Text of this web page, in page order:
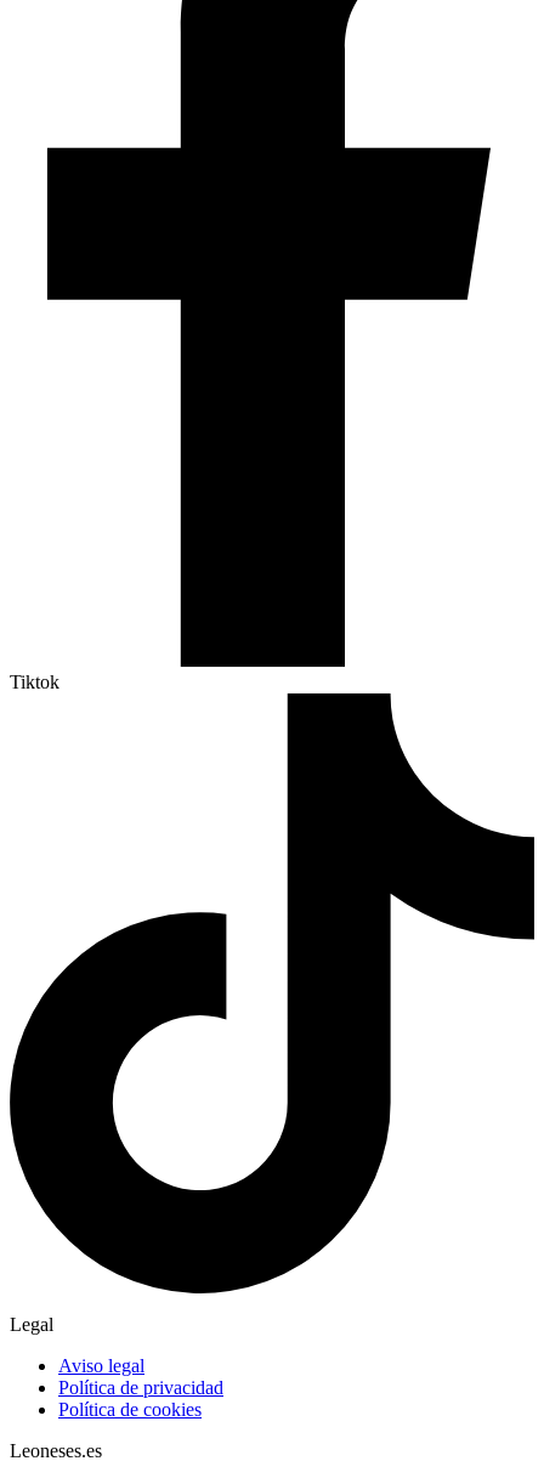
Tiktok
Legal
Aviso legal
Política de privacidad
Política de cookies
Leoneses.es